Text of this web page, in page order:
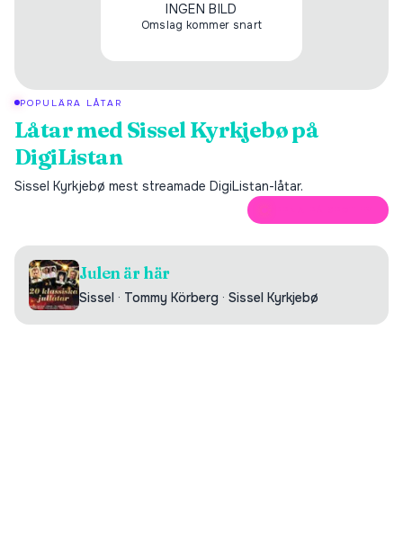
INGEN BILD
Omslag kommer snart
POPULÄRA LÅTAR
Låtar medSissel Kyrkjebøpå
DigiListan
Sissel Kyrkjebø mest streamade DigiListan-låtar.
Julen är här
Sissel · Tommy Körberg · Sissel Kyrkjebø